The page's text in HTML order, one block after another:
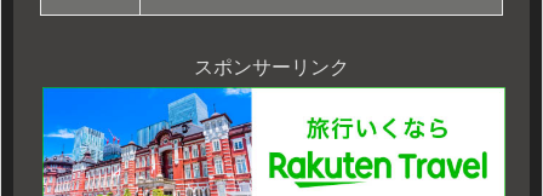
スポンサーリンク